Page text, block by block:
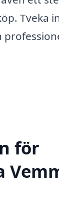
Tveka
för